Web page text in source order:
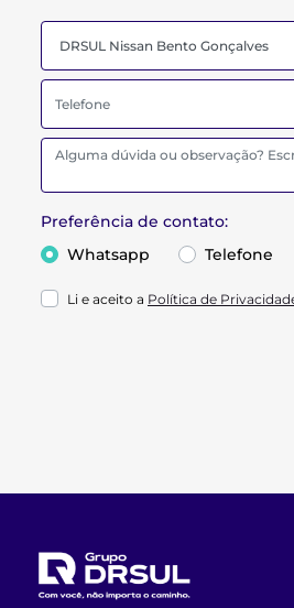
Preferência de contato:
Whatsapp
Telefone
Li e aceito a Política de